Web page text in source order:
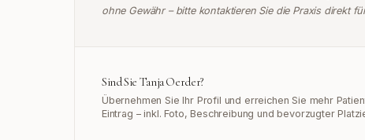
ohne Gewähr – bitte kontaktieren Sie die Praxis direkt
Sind Sie Tanja Oerder?
Übernehmen Sie Ihr Profil und erreichen Sie mehr
Eintrag – inkl. Foto, Beschreibung und bevorzugter